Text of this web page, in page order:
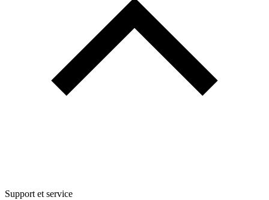
Support et service